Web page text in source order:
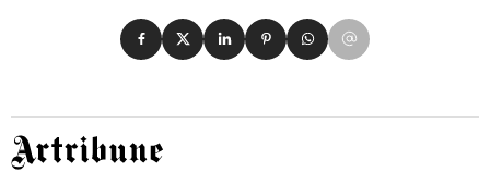
Condividi su Facebook
Condividi su X
Condividi su LinkedIn
Condividi su Pinterest
Condividi su WhatsApp
Condividi su Email
Artribune